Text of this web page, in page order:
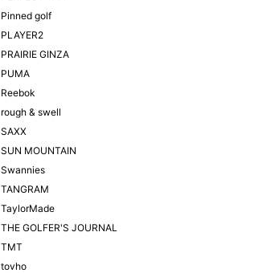
Pinned golf
PLAYER2
PRAIRIE GINZA
PUMA
Reebok
rough & swell
SAXX
SUN MOUNTAIN
Swannies
TANGRAM
TaylorMade
THE GOLFER'S JOURNAL
TMT
tovho